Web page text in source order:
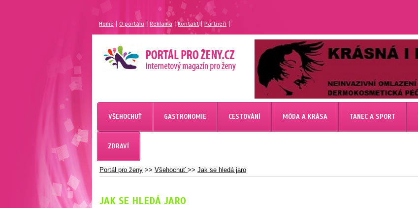
Home |O portálu Reklama Kontakt| Partneří
MAGAZÍN PRO ŽENY
PORTÁL PRO ŽENY.CZ
VŠEHOCHUŤ GASTRONOMIE CESTOVÁNÍ MÓDA A KRÁSA TANEC A SPORT
ZDRAVÍ
Portál pro ženy >> Všehochuť >> Jak se hledá jaro
JAK SE HLEDÁ JARO